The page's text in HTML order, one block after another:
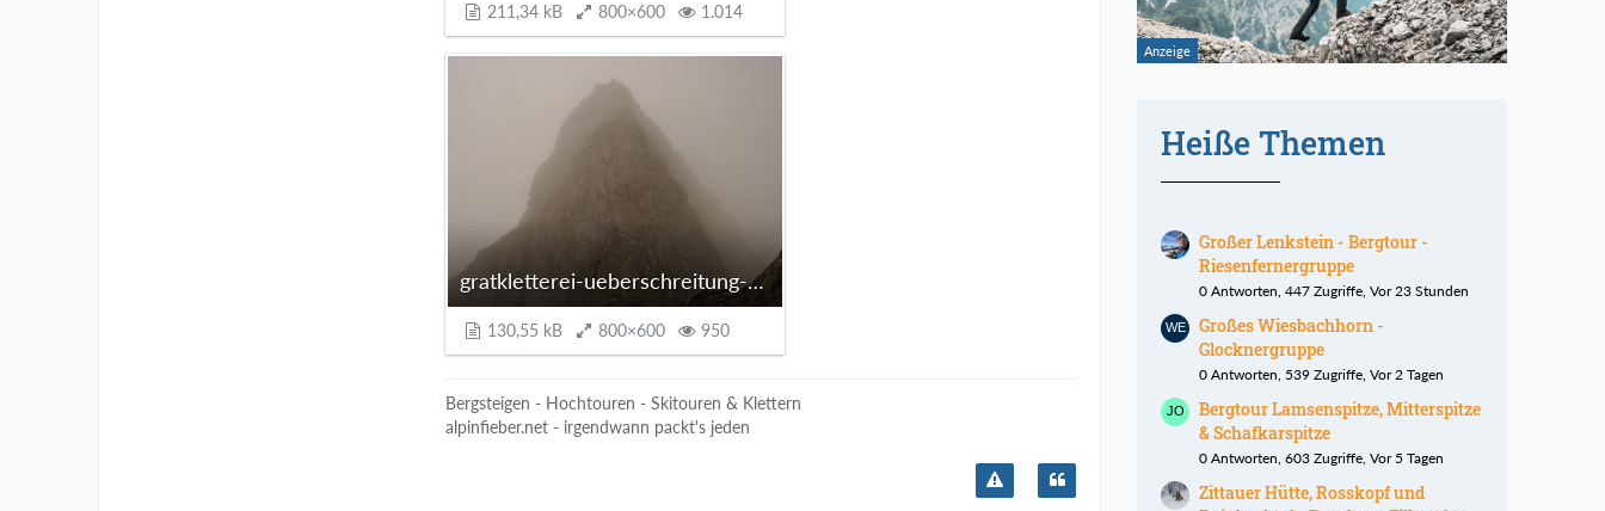
211,34 kB 800×600 1.014
gratkletterei-ueberschreitung-sommerwaende-stubai10.JPG
130,55 kB 800×600 950
Bergsteigen - Hochtouren - Skitouren & Klettern
alpinfieber.net - irgendwann packt's jeden
Heiße Themen
Großer Lenkstein - Bergtour -
Riesenfernergruppe
0 Antworten, 447 Zugriffe, Vor 23 Stunden
Großes Wiesbachhorn -
Glocknergruppe
0 Antworten, 539 Zugriffe, Vor 2 Tagen
Bergtour Lamsenspitze, Mitterspitze
& Schafkarspitze
0 Antworten, 603 Zugriffe, Vor 5 Tagen
Zittauer Hütte, Rosskopf und